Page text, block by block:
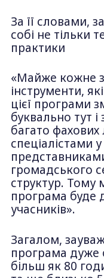
За її словами,
собі не тільки
практики
«Майже кожне
інструменти,
цієї програми
буквально тут
багато фахових
спеціалістами
громадського
структур. Тому
програма буде
учасників».
Загалом,
програма дуже
більш як 80